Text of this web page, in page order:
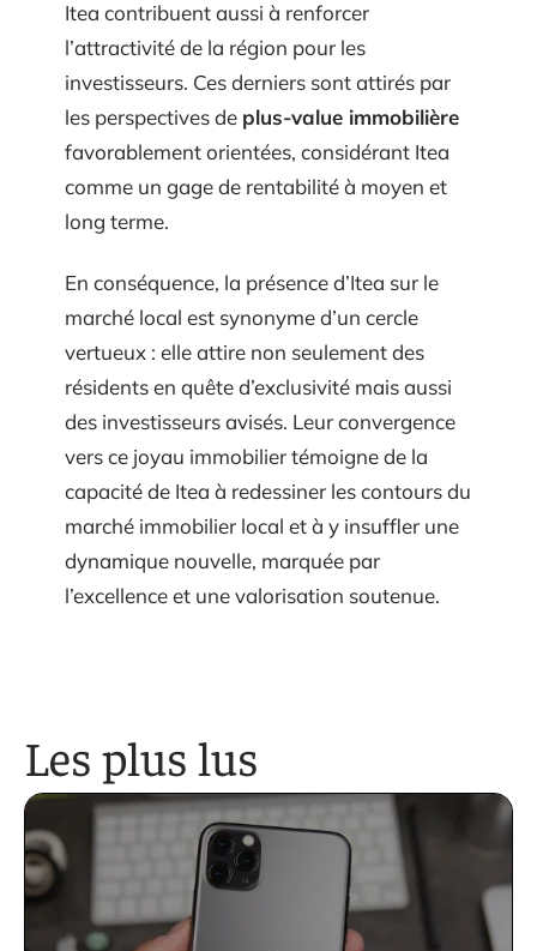
Itea contribuent aussi à renforcer
l’attractivité de la région pour les
investisseurs. Ces derniers sont attirés par
les perspectives de plus-value immobilière
favorablement orientées, considérant Itea
comme un gage de rentabilité à moyen et
long terme.
En conséquence, la présence d’Itea sur le
marché local est synonyme d’un cercle
vertueux : elle attire non seulement des
résidents en quête d’exclusivité mais aussi
des investisseurs avisés. Leur convergence
vers ce joyau immobilier témoigne de la
capacité de Itea à redessiner les contours du
marché immobilier local et à y insuffler une
dynamique nouvelle, marquée par
l’excellence et une valorisation soutenue.
Les plus lus